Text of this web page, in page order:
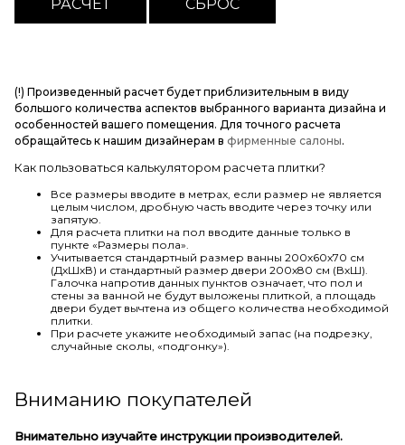
(!) Произведенный расчет будет приблизительным в виду
большого количества аспектов выбранного варианта дизайна и
особенностей вашего помещения. Для точного расчета
обращайтесь к нашим дизайнерам в фирменные салоны.
Как пользоваться калькулятором расчета плитки?
Все размеры вводите в метрах, если размер не является
целым числом, дробную часть вводите через точку или
запятую.
Для расчета плитки на пол вводите данные только в
пункте «Размеры пола».
Учитывается стандартный размер ванны 200х60х70 см
(ДхШхВ) и стандартный размер двери 200х80 см (ВхШ).
Галочка напротив данных пунктов означает, что пол и
стены за ванной не будут выложены плиткой, а площадь
двери будет вычтена из общего количества необходимой
плитки.
При расчете укажите необходимый запас (на подрезку,
случайные сколы, «подгонку»).
Вниманию покупателей
Внимательно изучайте инструкции производителей.